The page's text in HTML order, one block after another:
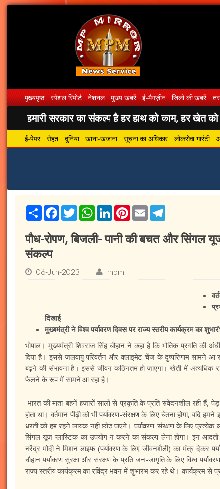
मुख्यपृष्ठ स्पेशल रिपोर्ट नेशनल मुख्य ख़बरें ई-मैगज़ीन जिलों की ख़बरें
हमारी सरकार का संकल्प है हर हाथ को काम, हर खेत को
ई-पेपर सेहत दुनिया खाना-खजाना सूचना का अधिकार लोकसेवा गारंटी
ShareFacebook
TwitterWhatsApp
LinkedInPinterest
Email
पौध-रोपण, बिजली- पानी की बचत और सिंगल
संकल्प
06-Jun-2023 mpm
दिखाई
मुख्यमंत्री ने विश्व पर्यावरण दिवस पर राज्य स्तरीय कार्यक्रम का
भोपाल। मुख्यमंत्री शिवराज सिंह चौहान ने कहा है कि भौतिक प्रगति की
दिया है। इससे जलवायु परिवर्तन और क्लाइमेट चेंज के दुष्परिणाम सामने
बढ़ने की संभावना है। इससे जीवन कठिनतम हो जाएगा। खेती में अत्यधिक
फैलने के रूप में सामने आ रहा है।
भारत की माता-बहनें हजारों सालों से प्रकृति के प्रति संवेदनशील रही हैं,
होता था। वर्तमान पीढ़ी को भी पर्यावरण-संरक्षण के लिए चेतना होगा, यदि
धरती को हम रहने लायक नहीं छोड़ पाएंगे। पर्यावरण-संरक्षण के लिए प्रत्येक
सिंगल यूज प्लास्टिक का उपयोग न करने का संकल्प लेना होगा। इन
नरेंद्र मोदी ने मिशन लाइफ (पर्यावरण के लिए जीवनशैली) का मंत्र देकर
चौहान पर्यावरण सुरक्षा और संरक्षण के प्रति जन-जागृति के लिए विश्व
राज्य स्तरीय कार्यक्रम का रविंद्र भवन में शुभारंभ कर रहे थे। कार्यक्रम